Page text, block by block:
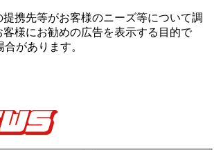
携先等がお客様のニーズ等について調
様にお勧めの広告を表⽰する⽬的で
があります。